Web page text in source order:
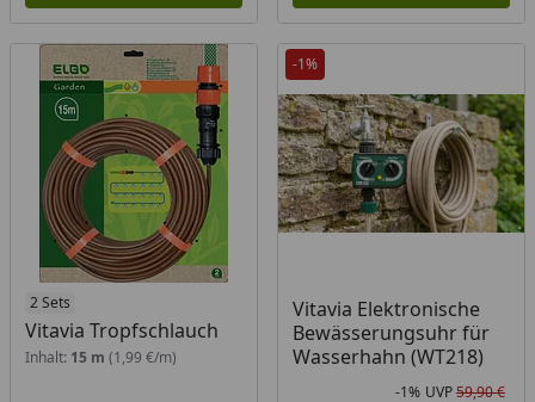
2 Sets
Vitavia Tropfschlauch
Inhalt: 15 m (1,99 €/m)
-1%
Vitavia Elektronische
Bewässerungsuhr für
Wasserhahn (WT218)
-1% UVP59,90 €